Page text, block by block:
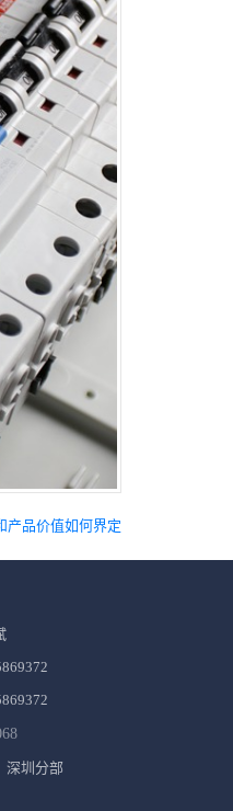
产品价值如何界定
深圳分部